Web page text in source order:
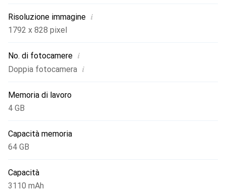
Risoluzione immagine i
1792 x 828 pixel
No. di fotocamere i
Doppia fotocamera i
Memoria di lavoro
4 GB
Capacità memoria
64 GB
Capacità
3110 mAh